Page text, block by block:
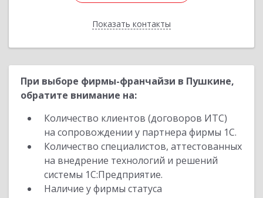
Показать контакты
Назад
При выборе фирмы-франчайзи в Пушкине,
обратите внимание на:
Количество клиентов (договоров ИТС)
на сопровождении у партнера фирмы 1С.
Количество специалистов, аттестованных
на внедрение технологий и решений
системы 1С:Предприятие.
Наличие у фирмы статуса